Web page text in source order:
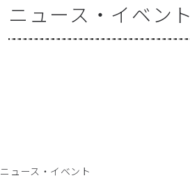
ニュース・イベント
ニュース・イベント